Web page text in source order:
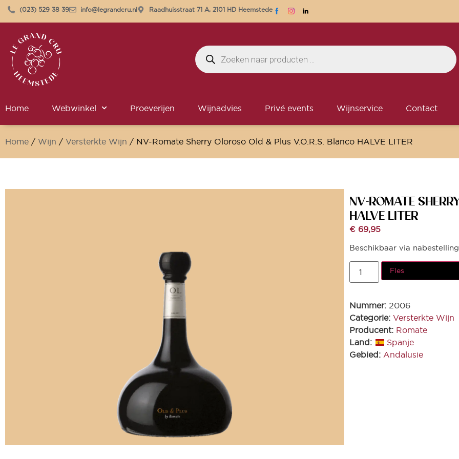
(023) 529 38 39 info@legrandcru.nl Raadhuisstraat 71 A, 2101 HD Heemstede
Home Webwinkel Proeverijen Wijnadvies Privé events Wijnservice Contact
Home / Wijn / Versterkte Wijn / NV-Romate Sherry Oloroso Old & Plus V.O.R.S. Blanco HALVE LITER
NV-ROMATE
HALVE LITER
€ 69,95
Beschikbaar via nabestelling
Fles
Nummer: 2006
Categorie: Versterkte Wijn
Producent: Romate
Land:
Spanje
Gebied: Andalusie